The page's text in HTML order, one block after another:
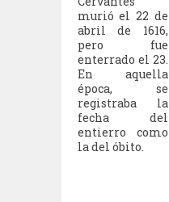
murió el 22 de
abril de 1616,
pero fue
enterrado el 23.
En aquella
época, se
registraba la
fecha del
entierro como
la del óbito.